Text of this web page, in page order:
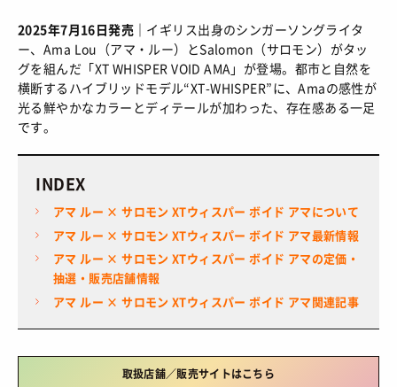
MAKE UP/ チュートリアル
FASHION/ ファション
SHOPS/ ショップ情報
HOW TO / あれこれハウツー
MUSIC/ 音楽
MOVIE/ 映画・ドラマ
ART/ アート
BOOKS/ ブック
HEALTH/ ヘルス・ボディ
HISTORY/ 歴史
ABOUT
SNKRGIRLとは
運営会社
プライバシーポリシー
会員ログイン
新規会員登録
© 2026 Sneaker-Girl.com is brought to you
by YBS co., ltd & YBS USA LLC.
2025年7月16日発売｜ イギリス出身のシンガーソングライタ
ー、Ama Lou（アマ・ルー）とSalomon（サロモン）がタッ
グを組んだ「XT WHISPER VOID AMA」が登場。都市と自然を
横断するハイブリッドモデル“XT-WHISPER”に、Amaの感性が
光る鮮やかなカラーとディテールが加わった、存在感ある一足
です。
INDEX
アマ ルー × サロモン XTウィスパー ボイド アマについて
アマ ルー × サロモン XTウィスパー ボイド アマ最新情報
アマ ルー × サロモン XTウィスパー ボイド アマの定価・
抽選・販売店舗情報
アマ ルー × サロモン XTウィスパー ボイド アマ関連記事
取扱店舗／販売サイトはこちら